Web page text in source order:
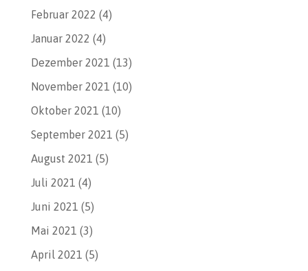
Februar 2022 (4)
Januar 2022 (4)
Dezember 2021 (13)
November 2021 (10)
Oktober 2021 (10)
September 2021 (5)
August 2021 (5)
Juli 2021 (4)
Juni 2021 (5)
Mai 2021 (3)
April 2021 (5)